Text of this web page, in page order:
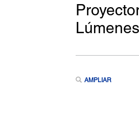
AMPLIAR